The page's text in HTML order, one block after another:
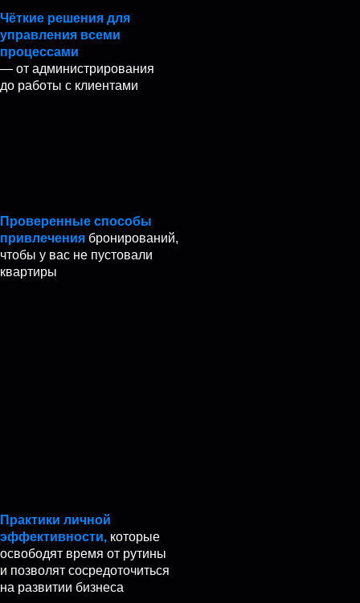
Чёткие решения для
управления всеми
процессами
— от администрирования
до работы с клиентами
Проверенные способы
привлечения бронирований,
чтобы у вас не пустовали
квартиры
Практики личной
эффективности, которые
освободят время от рутины
и позволят сосредоточиться
на развитии бизнеса